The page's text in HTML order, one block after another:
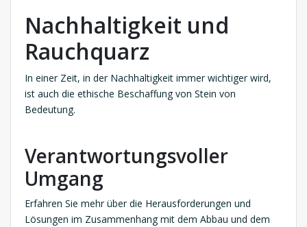
Nachhaltigkeit und
Rauchquarz
In einer Zeit, in der Nachhaltigkeit immer wichtiger wird,
ist auch die ethische Beschaffung von Stein von
Bedeutung.
Verantwortungsvoller
Umgang
Erfahren Sie mehr über die Herausforderungen und
Lösungen im Zusammenhang mit dem Abbau und dem